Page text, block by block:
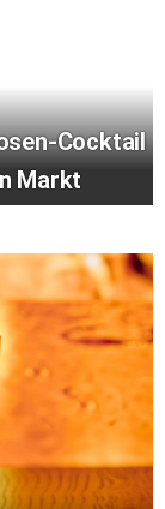
Cocktail
Markt